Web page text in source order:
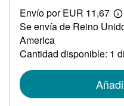
26,34
Envío por EUR 11,67
Se envía de Reino
America
Cantidad disponible: 1